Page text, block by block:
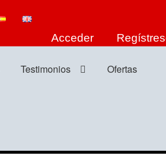
Acceder
Testimonios Ofertas